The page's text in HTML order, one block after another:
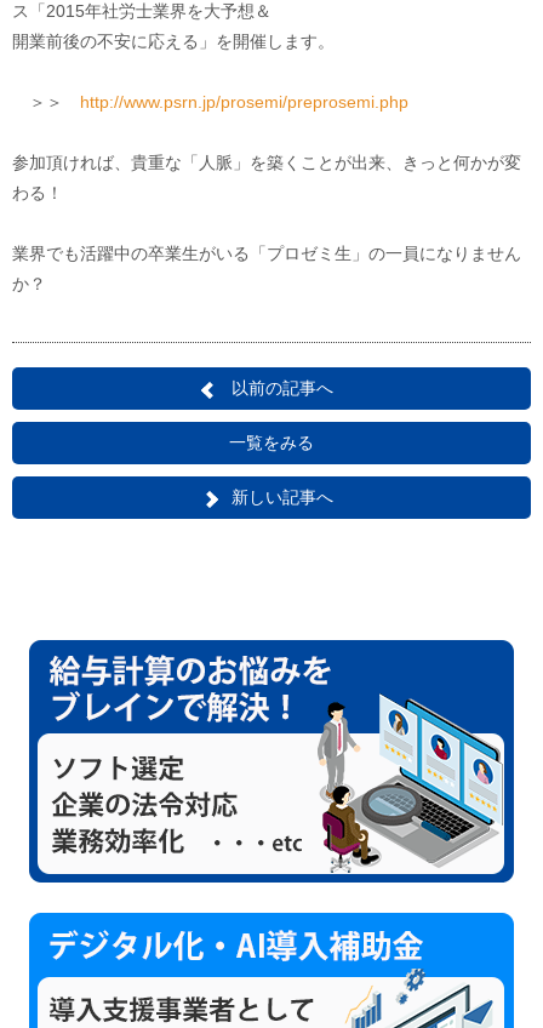
ス「2015年社労士業界を大予想＆
開業前後の不安に応える」を開催します。
＞＞ http://www.psrn.jp/prosemi/preprosemi.php
参加頂ければ、貴重な「人脈」を築くことが出来、きっと何かが変
わる！
業界でも活躍中の卒業生がいる「プロゼミ生」の一員になりません
か？
以前の記事へ
一覧をみる
新しい記事へ